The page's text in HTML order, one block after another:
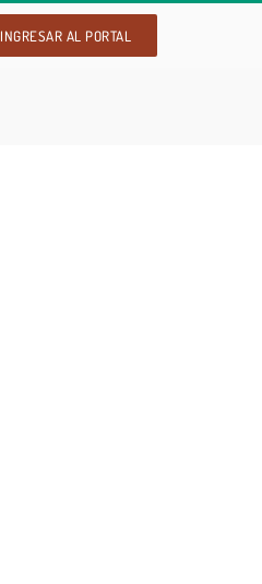
INGRESAR AL PORTAL